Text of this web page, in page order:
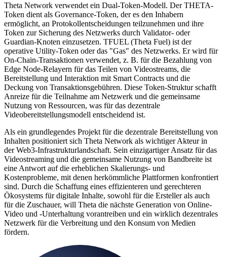
Theta Network verwendet ein Dual-Token-Modell. Der THETA-
Token dient als Governance-Token, der es den Inhabern
ermöglicht, an Protokollentscheidungen teilzunehmen und ihre
Token zur Sicherung des Netzwerks durch Validator- oder
Guardian-Knoten einzusetzen. TFUEL (Theta Fuel) ist der
operative Utility-Token oder das "Gas" des Netzwerks. Er wird für
On-Chain-Transaktionen verwendet, z. B. für die Bezahlung von
Edge Node-Relayern für das Teilen von Videostreams, die
Bereitstellung und Interaktion mit Smart Contracts und die
Deckung von Transaktionsgebühren. Diese Token-Struktur schafft
Anreize für die Teilnahme am Netzwerk und die gemeinsame
Nutzung von Ressourcen, was für das dezentrale
Videobereitstellungsmodell entscheidend ist.
Als ein grundlegendes Projekt für die dezentrale Bereitstellung von
Inhalten positioniert sich Theta Network als wichtiger Akteur in
der Web3-Infrastrukturlandschaft. Sein einzigartiger Ansatz für das
Videostreaming und die gemeinsame Nutzung von Bandbreite ist
eine Antwort auf die erheblichen Skalierungs- und
Kostenprobleme, mit denen herkömmliche Plattformen konfrontiert
sind. Durch die Schaffung eines effizienteren und gerechteren
Ökosystems für digitale Inhalte, sowohl für die Ersteller als auch
für die Zuschauer, will Theta die nächste Generation von Online-
Video und -Unterhaltung vorantreiben und ein wirklich dezentrales
Netzwerk für die Verbreitung und den Konsum von Medien
fördern.